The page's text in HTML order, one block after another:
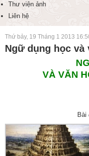
Thư viện ảnh
Liên hệ
Thứ bảy, 19 Tháng 1 2013
Ngữ dụng học và
VÀ VĂN
Bài